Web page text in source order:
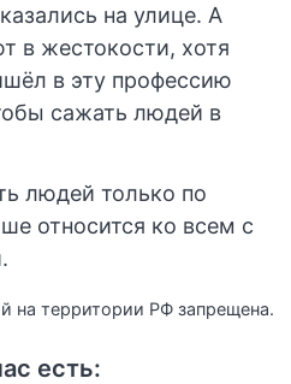
на улице. А
в жестокости, хотя
в эту профессию
сажать людей в
людей только по
относится ко всем с
на территории РФ запрещена.
есть: